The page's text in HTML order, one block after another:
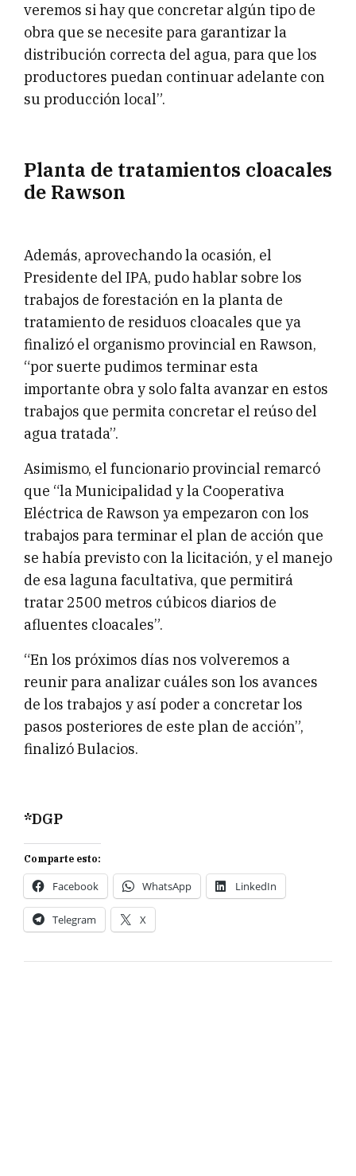
veremos si hay que concretar algún tipo de
obra que se necesite para garantizar la
distribución correcta del agua, para que los
productores puedan continuar adelante con
su producción local”.
Planta de tratamientos cloacales
de Rawson
Además, aprovechando la ocasión, el
Presidente del IPA, pudo hablar sobre los
trabajos de forestación en la planta de
tratamiento de residuos cloacales que ya
finalizó el organismo provincial en Rawson,
“por suerte pudimos terminar esta
importante obra y solo falta avanzar en estos
trabajos que permita concretar el reúso del
agua tratada”.
Asimismo, el funcionario provincial remarcó
que “la Municipalidad y la Cooperativa
Eléctrica de Rawson ya empezaron con los
trabajos para terminar el plan de acción que
se había previsto con la licitación, y el manejo
de esa laguna facultativa, que permitirá
tratar 2500 metros cúbicos diarios de
afluentes cloacales”.
“En los próximos días nos volveremos a
reunir para analizar cuáles son los avances
de los trabajos y así poder a concretar los
pasos posteriores de este plan de acción”,
finalizó Bulacios.
*DGP
Comparte esto:
Facebook WhatsApp LinkedIn
Telegram X